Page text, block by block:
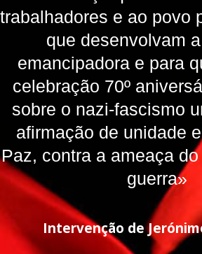
trabalhadores e ao povo
que desenvolvam
emancipadora e para
celebração 70º
sobre o nazi-fascismo
afirmação de unidade
Paz, contra a ameaça
guerra»
Intervenção de